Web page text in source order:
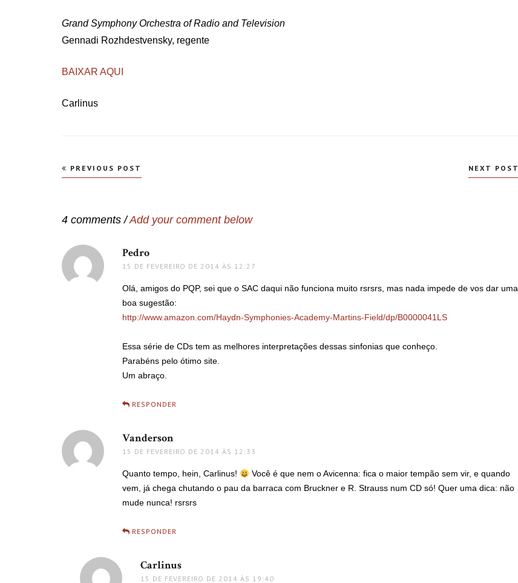
Grand Symphony Orchestra of Radio and Television
Gennadi Rozhdestvensky, regente
BAIXAR AQUI
Carlinus
Navegação
PREVIOUS POST NEXT POST
4 comments /Add your comment below
Pedro
15 DE FEVEREIRO DE 2014 ÀS 12:27
Olá, amigos do PQP, sei que o SAC daqui não funciona muito rsrsrs, mas nada impede de vos dar uma
boa sugestão:
http://www.amazon.com/Haydn-Symphonies-Academy-Martins-Field/dp/B0000041LS
Essa série de CDs tem as melhores interpretações dessas sinfonias que conheço.
Parabéns pelo ótimo site.
Um abraço.
RESPONDER
Vanderson
15 DE FEVEREIRO DE 2014 ÀS 12:33
Quanto tempo, hein, Carlinus!
Você é que nem o Avicenna: fica o maior tempão sem vir, e quando
vem, já chega chutando o pau da barraca com Bruckner e R. Strauss num CD só! Quer uma dica: não
mude nunca! rsrsrs
RESPONDER
Carlinus
15 DE FEVEREIRO DE 2014 ÀS 19:40